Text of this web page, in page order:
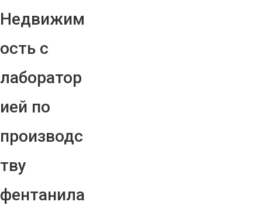
Недвижим
ость с
лаборатор
ией по
производс
тву
фентанила